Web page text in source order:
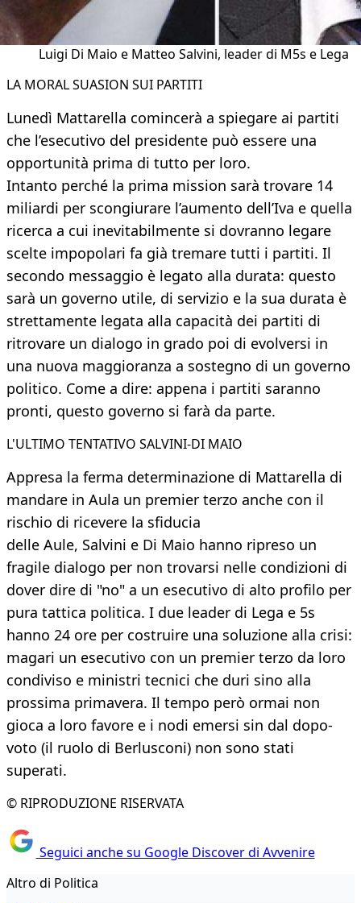
Luigi Di Maio e Matteo Salvini, leader di M5s e Lega
LA MORAL SUASION SUI PARTITI
Lunedì Mattarella comincerà a spiegare ai partiti
che l’esecutivo del presidente può essere una
opportunità prima di tutto per loro.
Intanto perché la prima mission sarà trovare 14
miliardi per scongiurare l’aumento dell’Iva e quella
ricerca a cui inevitabilmente si dovranno legare
scelte impopolari fa già tremare tutti i partiti. Il
secondo messaggio è legato alla durata: questo
sarà un governo utile, di servizio e la sua durata è
strettamente legata alla capacità dei partiti di
ritrovare un dialogo in grado poi di evolversi in
una nuova maggioranza a sostegno di un governo
politico. Come a dire: appena i partiti saranno
pronti, questo governo si farà da parte.
L'ULTIMO TENTATIVO SALVINI-DI MAIO
Appresa la ferma determinazione di Mattarella di
mandare in Aula un premier terzo anche con il
rischio di ricevere la sfiducia
delle Aule, Salvini e Di Maio hanno ripreso un
fragile dialogo per non trovarsi nelle condizioni di
dover dire di "no" a un esecutivo di alto profilo per
pura tattica politica. I due leader di Lega e 5s
hanno 24 ore per costruire una soluzione alla crisi:
magari un esecutivo con un premier terzo da loro
condiviso e ministri tecnici che duri sino alla
prossima primavera. Il tempo però ormai non
gioca a loro favore e i nodi emersi sin dal dopo-
voto (il ruolo di Berlusconi) non sono stati
superati.
© RIPRODUZIONE RISERVATA
Seguici anche su Google Discover di Avvenire
Altro di Politica